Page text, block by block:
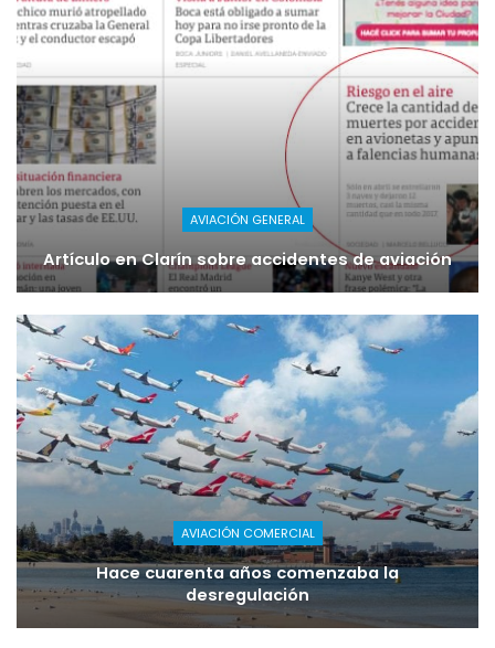
AVIACIÓN GENERAL
Artículo en Clarín sobre accidentes de aviación
AVIACIÓN COMERCIAL
Hace cuarenta años comenzaba la
desregulación